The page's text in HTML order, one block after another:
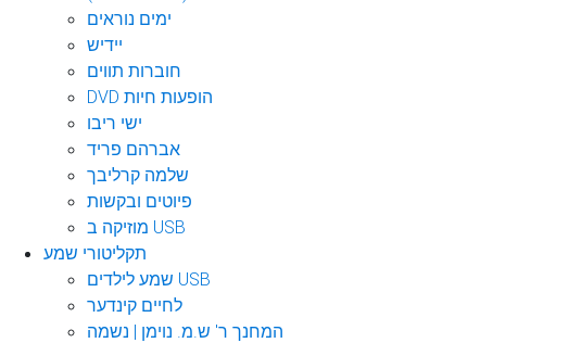
ימים נוראים
יידיש
חוברות תווים
DVD הופעות חיות
ישי ריבו
אברהם פריד
שלמה קרליבך
פיוטים ובקשות
מוזיקה ב USB
תקליטורי שמע
שמע לילדים USB
לחיים קינדער
המחנך ר' ש.מ. נוימן | נשמה